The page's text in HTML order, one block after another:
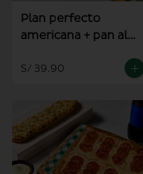
Plan perfecto
americana + pan al
S/ 39.90